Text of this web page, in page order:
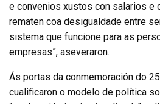
e convenios xustos con salarios e
rematen coa desigualdade entre
sistema que funcione para as
empresas”, aseveraron.
Ás portas da conmemoración do
cualificaron o modelo de política